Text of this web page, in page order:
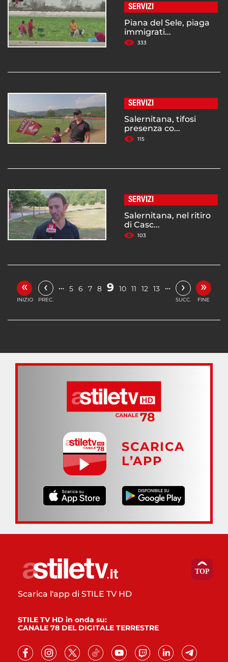
SERVIZI
Piana del Sele, piaga
immigrati...
333
SERVIZI
Salernitana, tifosi
presenza co...
115
SERVIZI
Salernitana, nel ritiro
di Casc...
103
«
INIZIO
‹
PREC.
… 5 6 7 8 9 10 11 12 13 … ›
SUCC.
»
FINE
SCARICA
L’APP
Scarica l'app di STILE TV HD
STILE TV HD in onda su:
CANALE 78 DEL DIGITALE TERRESTRE